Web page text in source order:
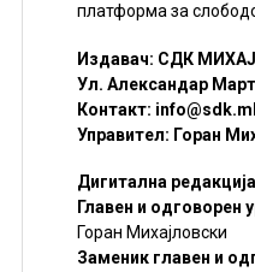
платформа за
Издавач: СДК
Ул. Александар
Контакт:
Управител: Горан
Дигитална
Главен и одговорен
Горан Михајловски
Заменик главен и